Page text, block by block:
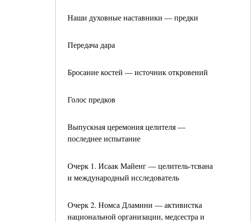
Наши духовные наставники — предки
Передача дара
Бросание костей — источник откровений
Голос предков
Выпускная церемония целителя —
последнее испытание
Очерк 1. Исаак Майенг — целитель-тсвана
и международный исследователь
Очерк 2. Номса Дламини — активистка
национальной организации, медсестра и